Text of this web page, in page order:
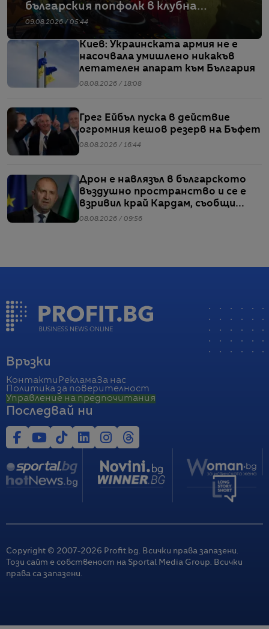
българския попфолк в клубна
екзотика
09.08.2026 / 05:44
Киев: Украинската армия не е
насочвала умишлено никакъв
летателен апарат към България
08.08.2026 / 18:08
Грег Ейбъл пуска в действие
огромния кешов резерв на Бъфет
08.08.2026 / 16:44
Дрон е навлязъл в българското
въздушно пространство и се е
взривил край Кардам, съобщи
Радев
08.08.2026 / 09:56
Връзки
Контакти РекламаЗа нас
Политика за поверителност
Управление на предпочитания
Последвай ни
Copyright © 2007-2026 Profit.bg. Всички права запазени.
Този сайт е собственост на Sportal Media Group. Всички
права са запазени.